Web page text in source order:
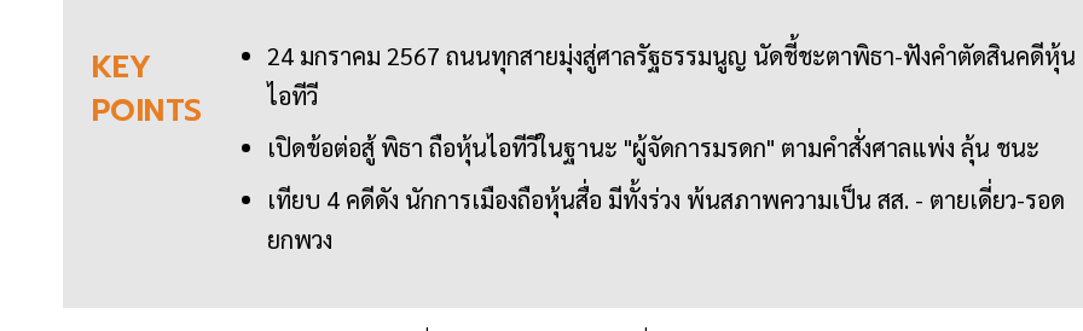
KEY
POINTS
24 มกราคม 2567 ถนนทุกสายมุ่งสู่ศาลรัฐธรรมนูญ นัดชี้ชะตาพิธา-ฟังคำตัดสินคดีหุ้น
ไอทีวี
เปิดข้อต่อสู้ พิธา ถือหุ้นไอทีวีในฐานะ "ผู้จัดการมรดก" ตามคำสั่งศาลแพ่ง ลุ้น ชนะ
เทียบ 4 คดีดัง นักการเมืองถือหุ้นสื่อ มีทั้งร่วง พ้นสภาพความเป็น สส. - ตายเดี่ยว-รอด
ยกพวง